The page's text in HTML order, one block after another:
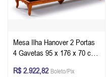
Mesa Ilha Hanover 2 Portas
4 Gavetas 95 x 176 x 70 cm
Imbuia Glazer
R$ 2.922,82 Boleto/Pix